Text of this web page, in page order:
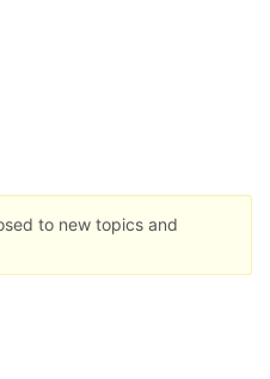
to new topics and